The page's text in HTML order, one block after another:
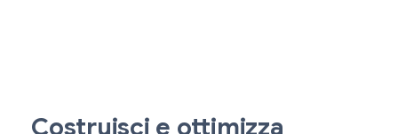
Costruisci e ottimizza